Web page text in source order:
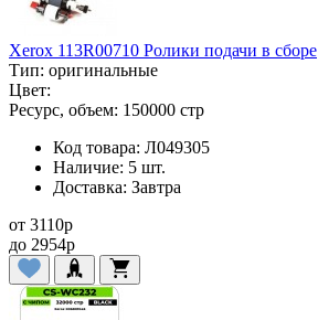
Xerox 113R00710 Ролики подачи в сборе
Тип: оригинальные
Цвет:
Ресурс, объем: 150000 стр
Код товара: Л049305
Наличие: 5 шт.
Доставка: Завтра
от 3110p
до 2954p